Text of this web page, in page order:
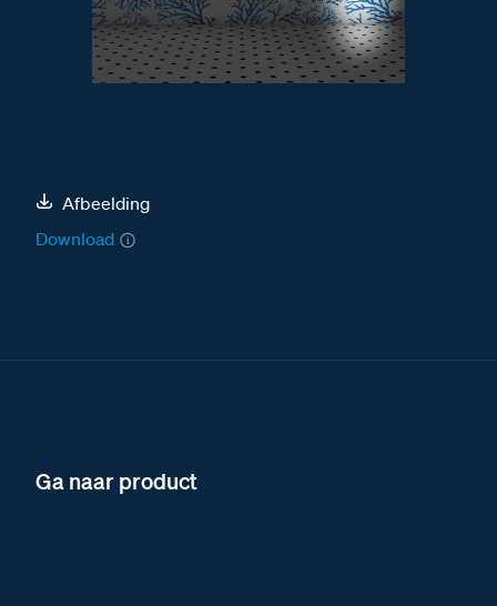
Afbeelding
Download
Ga naar product